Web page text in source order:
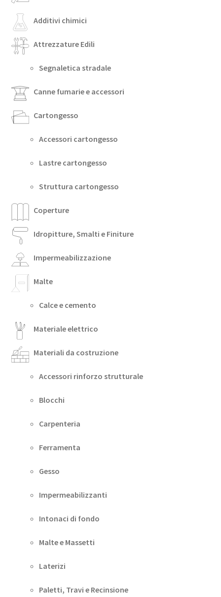
Additivi chimici
Attrezzature Edili
Segnaletica stradale
Canne fumarie e accessori
Cartongesso
Accessori cartongesso
Lastre cartongesso
Struttura cartongesso
Coperture
Idropitture, Smalti e Finiture
Impermeabilizzazione
Malte
Calce e cemento
Materiale elettrico
Materiali da costruzione
Accessori rinforzo strutturale
Blocchi
Carpenteria
Ferramenta
Gesso
Impermeabilizzanti
Intonaci di fondo
Malte e Massetti
Laterizi
Paletti, Travi e Recinsione